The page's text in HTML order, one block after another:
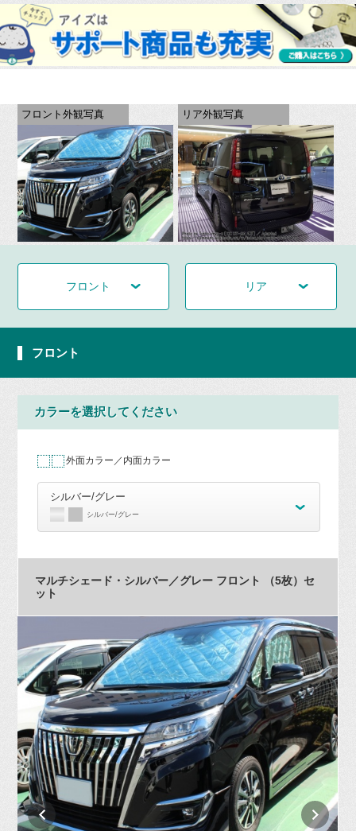
フロント外観写真 リア外観写真
フロント リア
フロント
カラーを選択してください
外面カラー／内面カラー
シルバー/グレー
シルバー/グレー
マルチシェード・シルバー／グレー フロント （5枚）セ
ット